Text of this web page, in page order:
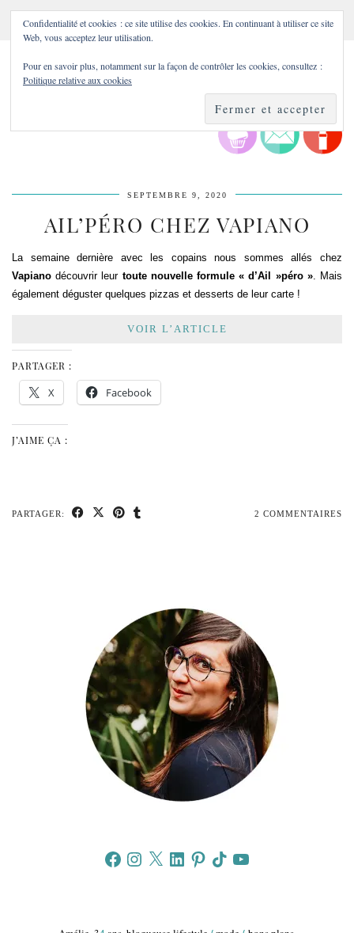
SEPTEMBRE 9, 2020
AIL’PÉRO CHEZ VAPIANO
La semaine dernière avec les copains nous sommes allés chez
Vapiano découvrir leur toute nouvelle formule « d’Ail »péro ». Mais
également déguster quelques pizzas et desserts de leur carte !
VOIR L’ARTICLE
PARTAGER :
X Facebook
J’AIME ÇA :
PARTAGER: 2 COMMENTAIRES
FacebookInstagram
X LinkedInPinterestTikTokYouTube
Confidentialité et cookies : ce site utilise des cookies. En continuant à utiliser ce site
Web, vous acceptez leur utilisation.
Pour en savoir plus, notamment sur la façon de contrôler les cookies, consultez :
Politique relative aux cookies